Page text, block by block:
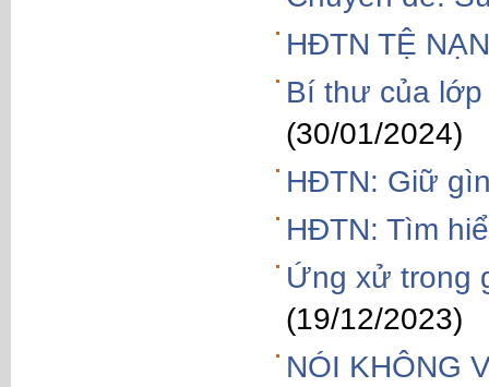
HĐTN TỆ
Bí thư của
(30/01/2024)
HĐTN: Giữ
HĐTN: Tìm
Ứng xử trong
(19/12/2023)
NÓI KHÔNG